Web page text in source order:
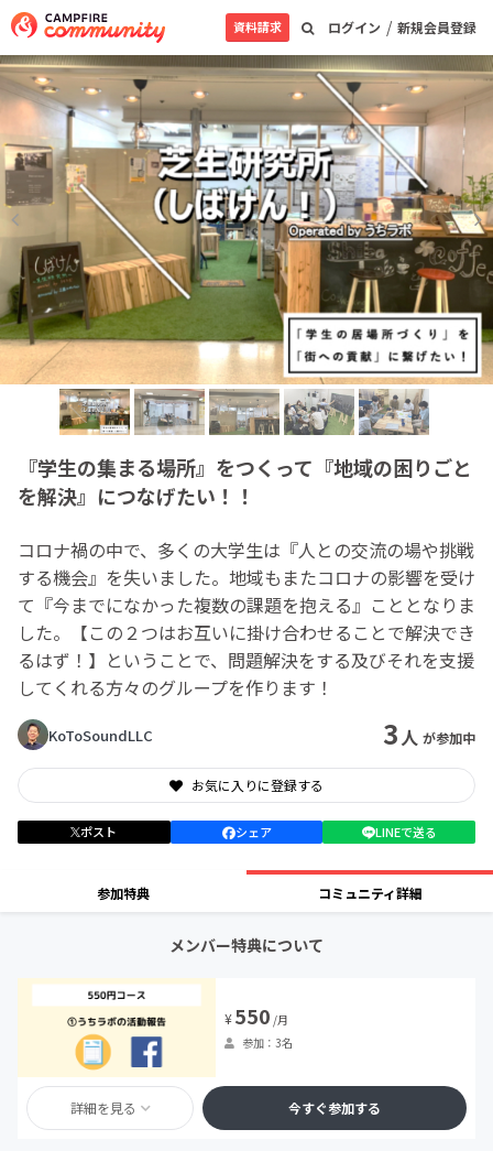
ログイン / 新規会員登録
資料請求
『学生の集まる場所』をつくって『地域の困りごと
を解決』につなげたい！！
コロナ禍の中で、多くの大学生は『人との交流の場や挑戦
する機会』を失いました。地域もまたコロナの影響を受け
て『今までになかった複数の課題を抱える』こととなりま
した。【この２つはお互いに掛け合わせることで解決でき
るはず！】ということで、問題解決をする及びそれを支援
してくれる方々のグループを作ります！
KoToSoundLLC 3人 が参加中
お気に入りに登録する
ポスト シェア LINEで送る
参加特典 コミュニティ詳細
メンバー特典について
¥550 /月
参加：3名
詳細を見る 今すぐ参加する